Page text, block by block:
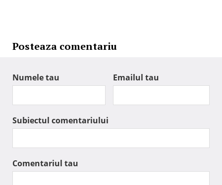
Posteaza comentariu
Numele tau Emailul tau
Subiectul comentariului
Comentariul tau